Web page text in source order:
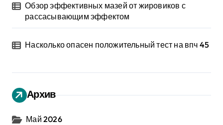
Обзор эффективных мазей от жировиков с
рассасывающим эффектом
Насколько опасен положительный тест на впч 45
Архив
Май 2026